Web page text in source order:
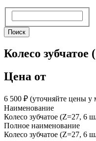
Поиск
Колесо
Цена от
6 500 ₽︁ (уточняйте цены у
Наименование
Колесо зубчатое (Z=27, 6
Полное наименование
Колесо зубчатое (Z=27, 6